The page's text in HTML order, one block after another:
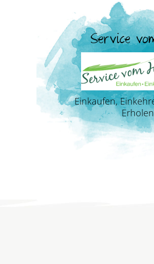
Service
Einkaufen,
Erholen